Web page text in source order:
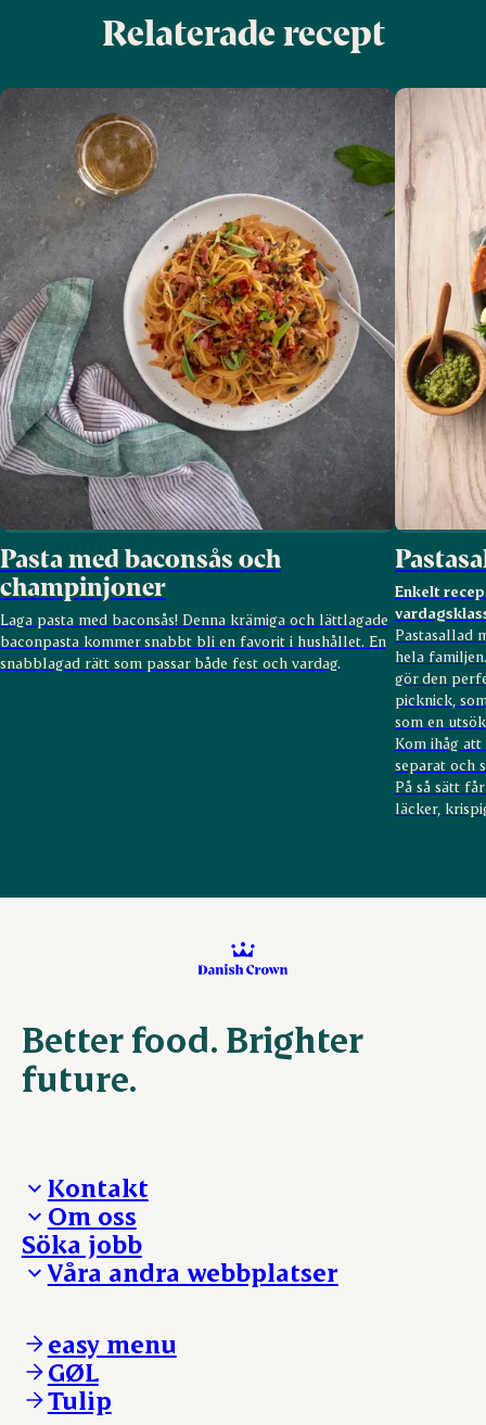
Relaterade recept
Pasta med baconsås och
champinjoner
Laga pasta med baconsås! Denna krämiga och lättlagade
baconpasta kommer snabbt bli en favorit i hushållet. En
snabblagad rätt som passar både fest och vardag.
Enkelt
Pastasallad
hela
gör den
picknick,
som en
Kom ihåg
separat och
På så sätt
läcker,
Better food. Brighter
future.
Kontakt
Presskontakt – För dig som är journalist
Reklamation
Visselblåsning
Om oss
Vi tar ledningen
Våra ställen
Söka jobb
Våra andra webbplatser
ESS-FOOD.com
KLS.se
nordicspoor.com
easy menu
GØL
Tulip